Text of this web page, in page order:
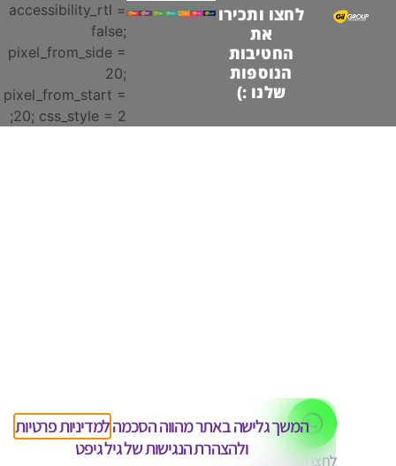
לחצו כאן
לחצו ותכירו
החטיבות
הנוספות
שלנו :)
accessibility_rtl =
pixel_from_side =
pixel_from_start =
20; css_style = 2;
המשך גלישה באתר מהווה הסכמהלמדיניות פרטיות
ולהצהרת הנגישותשל גיל גיפט